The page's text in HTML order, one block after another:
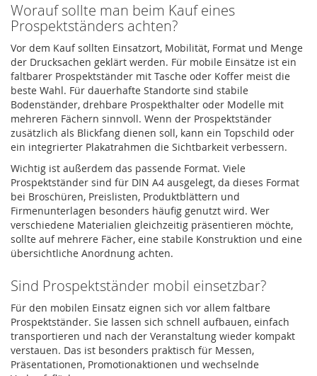
Worauf sollte man beim Kauf eines
Prospektständers achten?
Vor dem Kauf sollten Einsatzort, Mobilität, Format und Menge
der Drucksachen geklärt werden. Für mobile Einsätze ist ein
faltbarer Prospektständer mit Tasche oder Koffer meist die
beste Wahl. Für dauerhafte Standorte sind stabile
Bodenständer, drehbare Prospekthalter oder Modelle mit
mehreren Fächern sinnvoll. Wenn der Prospektständer
zusätzlich als Blickfang dienen soll, kann ein Topschild oder
ein integrierter Plakatrahmen die Sichtbarkeit verbessern.
Wichtig ist außerdem das passende Format. Viele
Prospektständer sind für DIN A4 ausgelegt, da dieses Format
bei Broschüren, Preislisten, Produktblättern und
Firmenunterlagen besonders häufig genutzt wird. Wer
verschiedene Materialien gleichzeitig präsentieren möchte,
sollte auf mehrere Fächer, eine stabile Konstruktion und eine
übersichtliche Anordnung achten.
Sind Prospektständer mobil einsetzbar?
Für den mobilen Einsatz eignen sich vor allem faltbare
Prospektständer. Sie lassen sich schnell aufbauen, einfach
transportieren und nach der Veranstaltung wieder kompakt
verstauen. Das ist besonders praktisch für Messen,
Präsentationen, Promotionaktionen und wechselnde